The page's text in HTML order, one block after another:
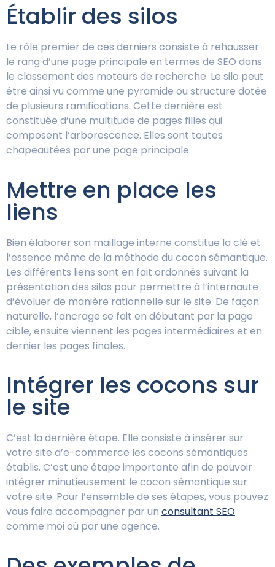
Établir des silos
Le rôle premier de ces derniers consiste à rehausser
le rang d’une page principale en termes de SEO dans
le classement des moteurs de recherche. Le silo peut
être ainsi vu comme une pyramide ou structure dotée
de plusieurs ramifications. Cette dernière est
constituée d’une multitude de pages filles qui
composent l’arborescence. Elles sont toutes
chapeautées par une page principale.
Mettre en place les
liens
Bien élaborer son maillage interne constitue la clé et
l’essence même de la méthode du cocon sémantique.
Les différents liens sont en fait ordonnés suivant la
présentation des silos pour permettre à l’internaute
d’évoluer de manière rationnelle sur le site. De façon
naturelle, l’ancrage se fait en débutant par la page
cible, ensuite viennent les pages intermédiaires et en
dernier les pages finales.
Intégrer les cocons sur
le site
C’est la dernière étape. Elle consiste à insérer sur
votre site d’e-commerce les cocons sémantiques
établis. C’est une étape importante afin de pouvoir
intégrer minutieusement le cocon sémantique sur
votre site. Pour l’ensemble de ses étapes, vous pouvez
vous faire accompagner par un consultant SEO
comme moi où par une agence.